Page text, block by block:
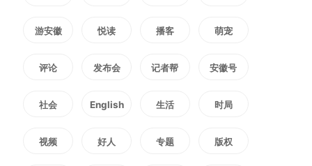
风、压实各方责任，更好统筹发展
游安徽 悦读 播客 萌宠
评论 发布会 记者帮 安徽号
社会 English 生活 时局
视频 好人 专题 版权